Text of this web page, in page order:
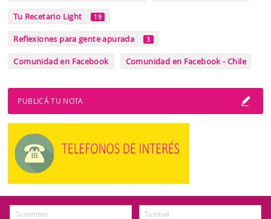
Tu Recetario Light 19
Reflexiones para gente apurada 3
Comunidad en Facebook Comunidad en Facebook - Chile
PUBLICÁ TU NOTA